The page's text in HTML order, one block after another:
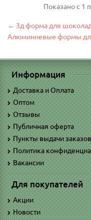
Показано с 1
← 3д форма для
Алюминиевые формы
Информация
Доставка и Оплата
Оптом
Отзывы
Публичная оферта
Пункты выдачи заказов
Политика
Вакансии
Для покупателей
Акции
Новости